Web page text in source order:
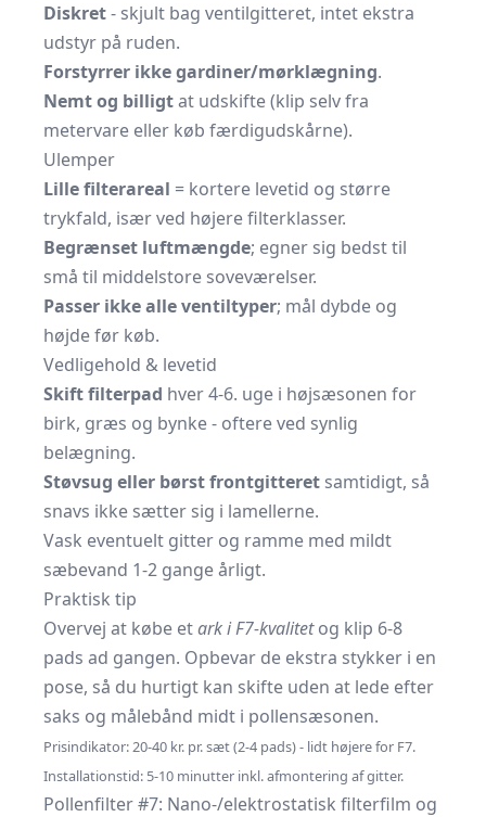
Diskret- skjult bag ventilgitteret, intet ekstra
udstyr på ruden.
Forstyrrer ikke gardiner/mørklægning.
Nemt og billigtat udskifte (klip selv fra
metervare eller køb færdigudskårne).
Ulemper
Lille filterareal = kortere levetid og større
trykfald, især ved højere filterklasser.
Begrænset luftmængde; egner sig bedst til
små til middelstore soveværelser.
Passer ikke alle ventiltyper; mål dybde og
højde før køb.
Vedligehold & levetid
Skift filterpad hver 4-6. uge i højsæsonen for
birk, græs og bynke - oftere ved synlig
belægning.
Støvsug eller børst frontgitteret samtidigt, så
snavs ikke sætter sig i lamellerne.
Vask eventuelt gitter og ramme med mildt
sæbevand 1-2 gange årligt.
Praktisk tip
Overvej at købe etark i F7-kvalitetog klip 6-8
pads ad gangen. Opbevar de ekstra stykker i en
pose, så du hurtigt kan skifte uden at lede efter
saks og målebånd midt i pollensæsonen.
Prisindikator: 20-40 kr. pr. sæt (2-4 pads) - lidt højere for F7.
Installationstid: 5-10 minutter inkl. afmontering af gitter.
Pollenfilter #7: Nano-/elektrostatisk filterfilm og